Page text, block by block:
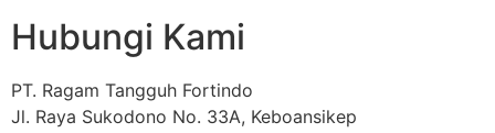
Hubungi Kami
PT. Ragam Tangguh Fortindo
Jl. Raya Sukodono No. 33A, Keboansikep